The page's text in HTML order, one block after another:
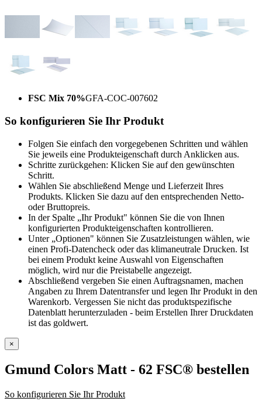
FSC Mix 70%GFA-COC-007602
So konfigurieren Sie Ihr Produkt
Folgen Sie einfach den vorgegebenen Schritten und wählen
Sie jeweils eine Produkteigenschaft durch Anklicken aus.
Schritte zurückgehen: Klicken Sie auf den gewünschten
Schritt.
Wählen Sie abschließend Menge und Lieferzeit Ihres
Produkts. Klicken Sie dazu auf den entsprechenden Netto-
oder Bruttopreis.
In der Spalte „Ihr Produkt" können Sie die von Ihnen
konfigurierten Produkteigenschaften kontrollieren.
Unter „Optionen" können Sie Zusatzleistungen wählen, wie
einen Profi-Datencheck oder das klimaneutrale Drucken. Ist
bei einem Produkt keine Auswahl von Eigenschaften
möglich, wird nur die Preistabelle angezeigt.
Abschließend vergeben Sie einen Auftragsnamen, machen
Angaben zu Ihrem Datentransfer und legen Ihr Produkt in den
Warenkorb. Vergessen Sie nicht das produktspezifische
Datenblatt herunterzuladen - beim Erstellen Ihrer Druckdaten
ist das goldwert.
×
Gmund Colors Matt - 62 FSC® bestellen
So konfigurieren Sie Ihr Produkt